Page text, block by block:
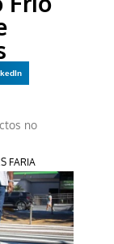
no
FARIA